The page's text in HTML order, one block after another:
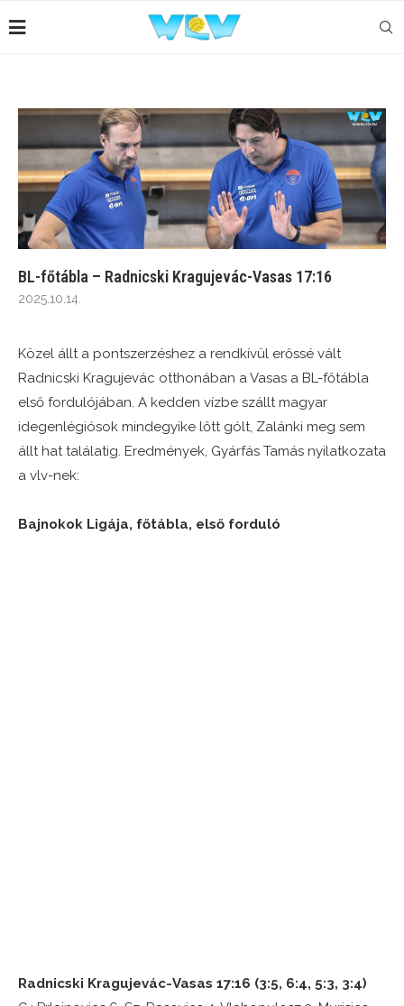
BL-főtábla – Radnicski Kragujevác-Vasas 17:16
2025.10.14.
Közel állt a pontszerzéshez a rendkívül erőssé vált
Radnicski Kragujevác otthonában a Vasas a BL-főtábla
első fordulójában. A kedden vízbe szállt magyar
idegenlégiósok mindegyike lőtt gólt, Zalánki meg sem
állt hat találatig. Eredmények, Gyárfás Tamás nyilatkozata
a vlv-nek:
Bajnokok Ligája, főtábla, első forduló
Radnicski Kragujevác-Vasas 17:16 (3:5, 6:4, 5:3, 3:4)